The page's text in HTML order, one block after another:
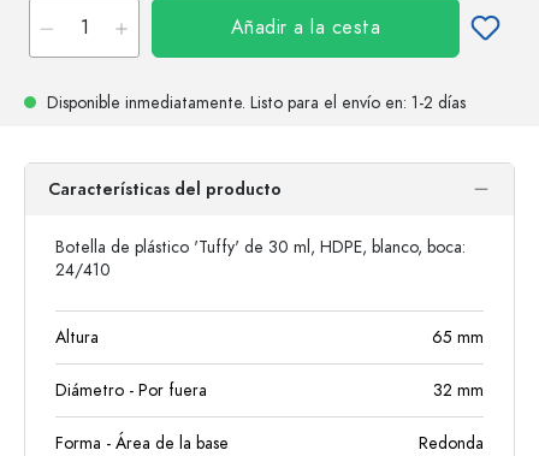
Añadir a la cesta
Disponible inmediatamente. Listo para el envío en: 1-2 días
Características del producto
Botella de plástico 'Tuffy' de 30 ml, HDPE, blanco, boca:
24/410
Altura 65 mm
Diámetro - Por fuera 32 mm
Forma - Área de la base Redonda